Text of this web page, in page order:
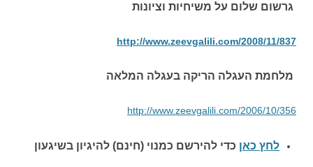
גרשום שלום על משיחיות וציונות
http://www.zeevgalili.com/2008/11/837
מלחמת העגלה הריקה בעגלה המלאה
http://www.zeevgalili.com/2006/10/356
לחץ כאן כדי להירשם כמנוי (חינם) להיגיון בשיגעון